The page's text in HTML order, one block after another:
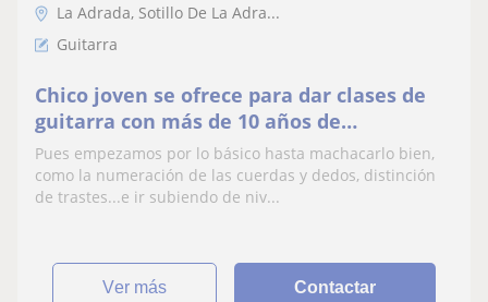
La Adrada, Sotillo De La Adra...
Guitarra
Chico joven se ofrece para dar clases de
guitarra con más de 10 años de
experiencia, con gran pasión por la
música y el deporte. Puedo enseñar a
cualquier persona que tenga ganas de
Pues empezamos por lo básico hasta machacarlo bien,
como la numeración de las cuerdas y dedos, distinción
de trastes...e ir subiendo de niv...
ver más Contactar